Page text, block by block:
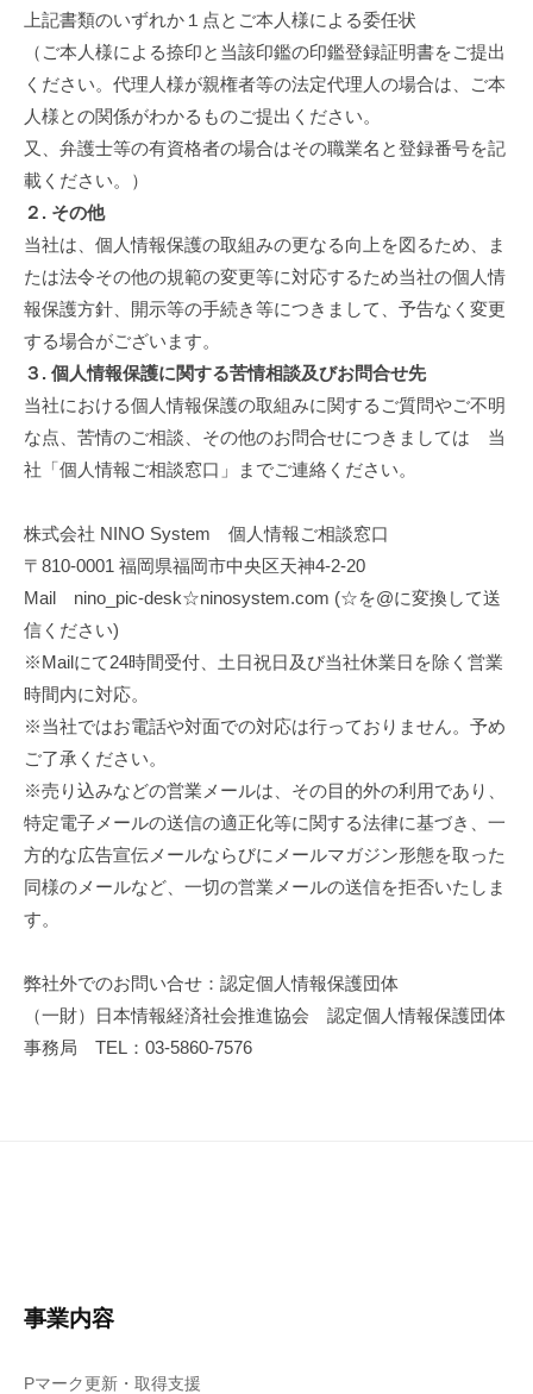
上記書類のいずれか１点とご本人様による委任状
（ご本人様による捺印と当該印鑑の印鑑登録証明書をご提出
ください。代理人様が親権者等の法定代理人の場合は、ご本
人様との関係がわかるものご提出ください。
又、弁護士等の有資格者の場合はその職業名と登録番号を記
載ください。）
２. その他
当社は、個人情報保護の取組みの更なる向上を図るため、ま
たは法令その他の規範の変更等に対応するため当社の個人情
報保護方針、開示等の手続き等につきまして、予告なく変更
する場合がございます。
３. 個人情報保護に関する苦情相談及びお問合せ先
当社における個人情報保護の取組みに関するご質問やご不明
な点、苦情のご相談、その他のお問合せにつきましては 当
社「個人情報ご相談窓口」までご連絡ください。
株式会社 NINO System 個人情報ご相談窓口
〒810-0001 福岡県福岡市中央区天神4-2-20
Mail nino_pic-desk☆ninosystem.com (☆を@に変換して送
信ください)
※Mailにて24時間受付、土日祝日及び当社休業日を除く営業
時間内に対応。
※当社ではお電話や対面での対応は行っておりません。予め
ご了承ください。
※売り込みなどの営業メールは、その目的外の利用であり、
特定電子メールの送信の適正化等に関する法律に基づき、一
方的な広告宣伝メールならびにメールマガジン形態を取った
同様のメールなど、一切の営業メールの送信を拒否いたしま
す。
弊社外でのお問い合せ：認定個人情報保護団体
（一財）日本情報経済社会推進協会 認定個人情報保護団体
事務局 TEL：03-5860-7576
事業内容
Pマーク更新・取得支援